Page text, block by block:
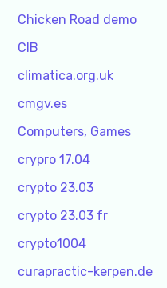
Chicken Road demo
CIB
climatica.org.uk
cmgv.es
Computers, Games
crypro 17.04
crypto 23.03
crypto 23.03 fr
crypto1004
curapractic-kerpen.de